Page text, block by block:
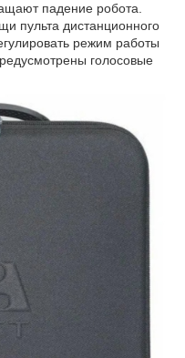
падение робота.
пульта дистанционного
режим работы
голосовые